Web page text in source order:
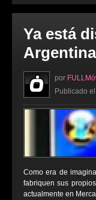
Ya está
Argentina
por
Publicado
Como era de
fabriquen sus
actualmente en